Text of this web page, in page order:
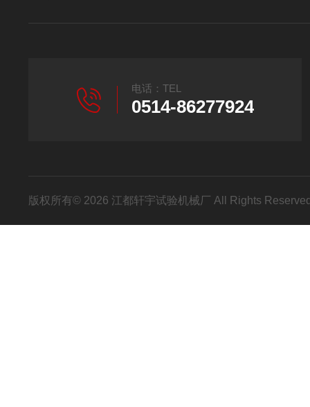
电话：TEL
0514-86277924
版权所有© 2026 江都轩宇试验机械厂 All Rights